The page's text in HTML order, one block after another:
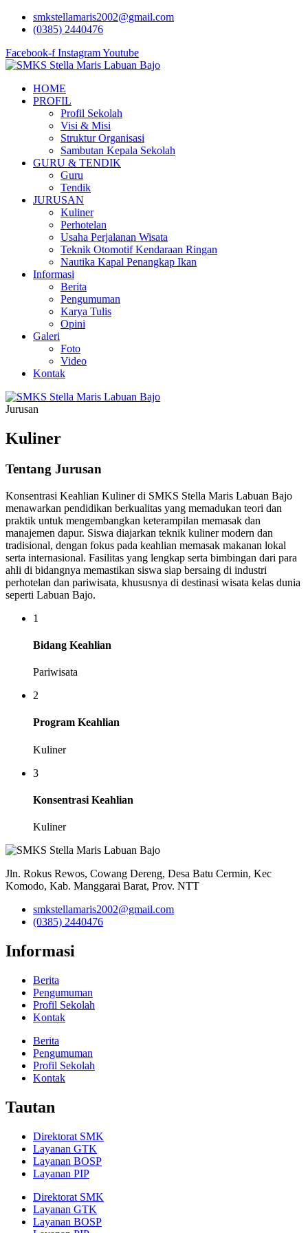
Lewatismkstellamaris2002@gmail.com
(0385) 2440476
Facebook-f InstagramYoutube
HOME
PROFIL
Profil Sekolah
Visi & Misi
Struktur Organisasi
Sambutan Kepala Sekolah
GURU & TENDIK
Guru
Tendik
JURUSAN
Kuliner
Perhotelan
Usaha Perjalanan Wisata
Teknik Otomotif Kendaraan Ringan
Nautika Kapal Penangkap Ikan
Informasi
Berita
Pengumuman
Karya Tulis
Opini
Galeri
Foto
Video
Kontak
Jurusan
Kuliner
Tentang Jurusan
Konsentrasi Keahlian Kuliner di SMKS Stella Maris Labuan Bajo
menawarkan pendidikan berkualitas yang memadukan teori dan
praktik untuk mengembangkan keterampilan memasak dan
manajemen dapur. Siswa diajarkan teknik kuliner modern dan
tradisional, dengan fokus pada keahlian memasak makanan lokal
serta internasional. Fasilitas yang lengkap serta bimbingan dari para
ahli di bidangnya memastikan siswa siap bersaing di industri
perhotelan dan pariwisata, khususnya di destinasi wisata kelas dunia
seperti Labuan Bajo.
1
Bidang Keahlian
Pariwisata
2
Program Keahlian
Kuliner
3
Konsentrasi Keahlian
Kuliner
Jln. Rokus Rewos, Cowang Dereng, Desa Batu Cermin, Kec
Komodo, Kab. Manggarai Barat, Prov. NTT
smkstellamaris2002@gmail.com
(0385) 2440476
Informasi
Berita
Pengumuman
Profil Sekolah
Kontak
Berita
Pengumuman
Profil Sekolah
Kontak
Tautan
Direktorat SMK
Layanan GTK
Layanan BOSP
Layanan PIP
Direktorat SMK
Layanan GTK
Layanan BOSP